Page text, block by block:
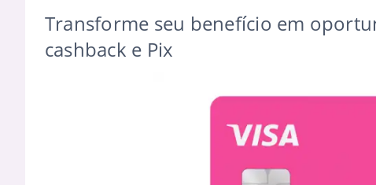
Transforme seu benefício em
cashback e Pix